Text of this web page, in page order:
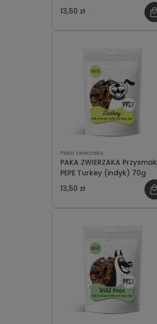
13,50 zł
Paka zwierzaka
PAKA ZWIERZAKA Przysmak
PEPE Turkey (indyk) 70g
13,50 zł